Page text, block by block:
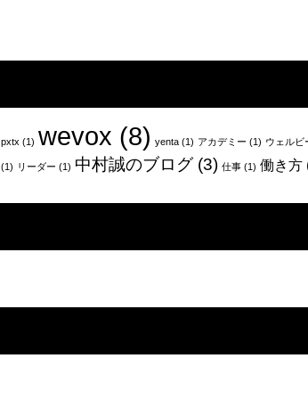
pxtx (1) wevox (8) yenta (1) アカデミー (1) ウェルビ
(1) リーダー (1) 中村誠のブログ(3) 仕事 (1) 働き方